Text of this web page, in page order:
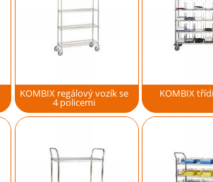
KOMBIX regálový vozík se
4 policemi
KOMBIX